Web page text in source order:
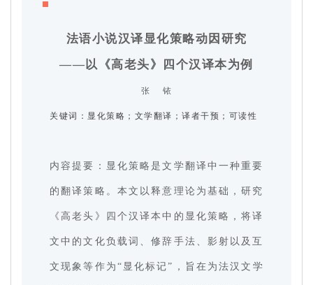
法语小说汉译显化策略动因研究
——以《高老头》四个汉译本为例
张 铱
关键词： 显化策略；文学翻译；译者干预；可读性
内容提要：显化策略是文学翻译中一种重要
的翻译策略。本文以释意理论为基础，研究
《高老头》四个汉译本中的显化策略，将译
文中的文化负载词、修辞手法、影射以及互
文现象等作为“显化标记”，旨在为法汉文学